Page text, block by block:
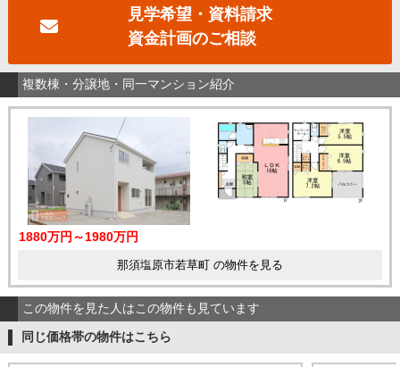
見学希望・資料請求
資金計画のご相談
複数棟・分譲地・同一マンション紹介
1880万円～1980万円
那須塩原市若草町 の物件を見る
この物件を見た人はこの物件も見ています
同じ価格帯の物件はこちら